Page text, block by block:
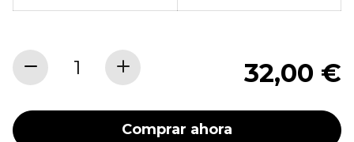
32,00 €
Comprar ahora